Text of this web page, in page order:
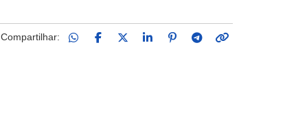
Compartilhar: